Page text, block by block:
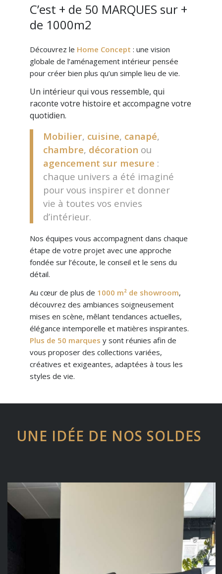
C’est + de 50 MARQUES sur +
de 1000m2
Découvrez le Home Concept : une vision
globale de l’aménagement intérieur pensée
pour créer bien plus qu’un simple lieu de vie.
Un intérieur qui vous ressemble, qui
raconte votre histoire et accompagne votre
quotidien.
Mobilier, cuisine, canapé,
chambre, décoration ou
agencement sur mesure :
chaque univers a été imaginé
pour vous inspirer et donner
vie à toutes vos envies
d’intérieur.
Nos équipes vous accompagnent dans chaque
étape de votre projet avec une approche
fondée sur l’écoute, le conseil et le sens du
détail.
Au cœur de plus de 1000 m² de showroom,
découvrez des ambiances soigneusement
mises en scène, mêlant tendances actuelles,
élégance intemporelle et matières inspirantes.
Plus de 50 marques y sont réunies afin de
vous proposer des collections variées,
créatives et exigeantes, adaptées à tous les
styles de vie.
UNE IDÉE DE NOS SOLDES